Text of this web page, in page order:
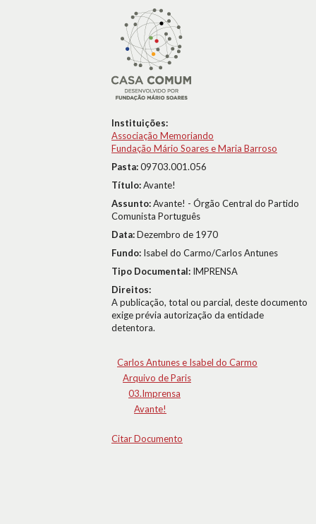
Instituições:
Associação Memoriando
Fundação Mário Soares e Maria Barroso
Pasta:09703.001.056
Título:Avante!
Assunto:Avante! - Órgão Central do Partido
Comunista Português
Data:Dezembro de 1970
Fundo: Isabel do Carmo/Carlos Antunes
Tipo Documental: IMPRENSA
Direitos:
A publicação, total ou parcial, deste documento
exige prévia autorização da entidade
detentora.
Carlos Antunes e Isabel do Carmo
Arquivo de Paris
03.Imprensa
Avante!
Citar Documento